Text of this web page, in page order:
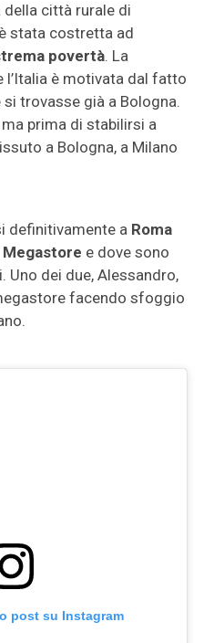
della città rurale di
stata costretta ad
povertà. La
l’Italia è motivata dal fatto
trovasse già a Bologna.
prima di stabilirsi a
a Bologna, a Milano
definitivamente a Roma
Megastore e dove sono
Uno dei due, Alessandro,
facendo sfoggio
post su Instagram